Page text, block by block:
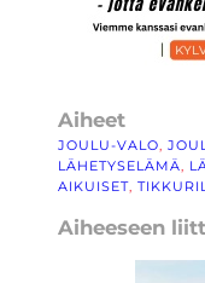
Aiheet
JOULU-VALO
LÄHETYSELÄMÄ
AIKUISET
Aiheeseen